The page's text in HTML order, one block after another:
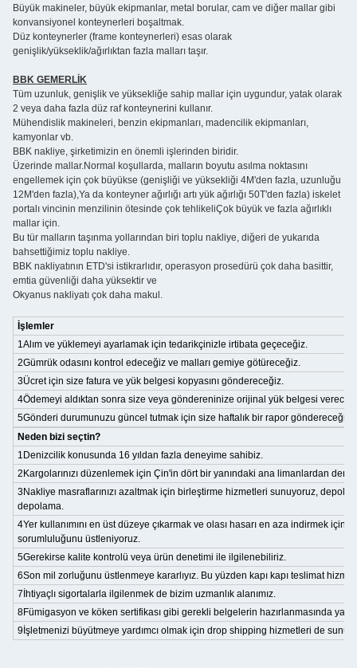
Büyük makineler, büyük ekipmanlar, metal borular, cam ve diğer mallar gibi
konvansiyonel konteynerleri boşaltmak.
Düz konteynerler (frame konteynerleri) esas olarak
genişlik/yükseklik/ağırlıktan fazla malları taşır.
BBK GEMERLİK
Tüm uzunluk, genişlik ve yüksekliğe sahip mallar için uygundur, yatak olarak
2 veya daha fazla düz raf konteynerini kullanır.
Mühendislik makineleri, benzin ekipmanları, madencilik ekipmanları,
kamyonlar vb.
BBK nakliye, şirketimizin en önemli işlerinden biridir.
Üzerinde mallar.Normal koşullarda, malların boyutu asılma noktasını
engellemek için çok büyükse (genişliği ve yüksekliği 4M'den fazla, uzunluğu
12M'den fazla),Ya da konteyner ağırlığı artı yük ağırlığı 50T'den fazla) iskelet
portalı vincinin menzilinin ötesinde çok tehlikeliÇok büyük ve fazla ağırlıklı
mallar için.
Bu tür malların taşınma yollarından biri toplu nakliye, diğeri de yukarıda
bahsettiğimiz toplu nakliye.
BBK nakliyatının ETD'si istikrarlıdır, operasyon prosedürü çok daha basittir,
emtia güvenliği daha yüksektir ve
Okyanus nakliyatı çok daha makul.
İşlemler
1Alım ve yüklemeyi ayarlamak için tedarikçinizle irtibata geçeceğiz.
2Gümrük odasını kontrol edeceğiz ve malları gemiye götüreceğiz.
3Ücret için size fatura ve yük belgesi kopyasını göndereceğiz.
4Ödemeyi aldıktan sonra size veya göndereninize orijinal yük belgesi
5Gönderi durumunuzu güncel tutmak için size haftalık bir rapor göndereceğiz.
Neden bizi seçtin?
1Denizcilik konusunda 16 yıldan fazla deneyime sahibiz.
2Kargolarınızı düzenlemek için Çin'in dört bir yanındaki ana limanlardan
3Nakliye masraflarınızı azaltmak için birleştirme hizmetleri sunuyoruz,
depolama.
4Yer kullanımını en üst düzeye çıkarmak ve olası hasarı en aza indirmek için
sorumluluğunu üstleniyoruz.
5Gerekirse kalite kontrolü veya ürün denetimi ile ilgilenebiliriz.
6Son mil zorluğunu üstlenmeye kararlıyız. Bu yüzden kapı kapı teslimat
7İhtiyaçlı sigortalarla ilgilenmek de bizim uzmanlık alanımız.
8Fümigasyon ve köken sertifikası gibi gerekli belgelerin hazırlanmasında
9İşletmenizi büyütmeye yardımcı olmak için drop shipping hizmetleri de